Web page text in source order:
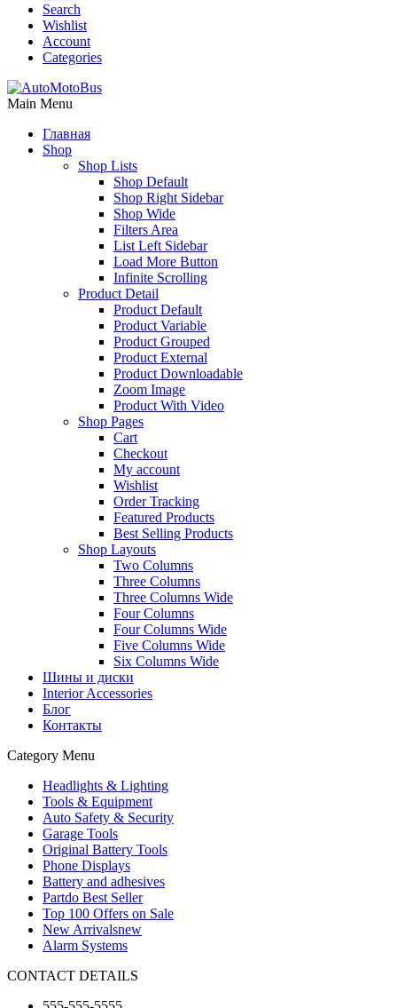
Search
Wishlist
Account
Categories
Main Menu
Главная
Shop
Shop Lists
Shop Default
Shop Right Sidebar
Shop Wide
Filters Area
List Left Sidebar
Load More Button
Infinite Scrolling
Product Detail
Product Default
Product Variable
Product Grouped
Product External
Product Downloadable
Zoom Image
Product With Video
Shop Pages
Cart
Checkout
My account
Wishlist
Order Tracking
Featured Products
Best Selling Products
Shop Layouts
Two Columns
Three Columns
Three Columns Wide
Four Columns
Four Columns Wide
Five Columns Wide
Six Columns Wide
Шины и диски
Interior Accessories
Блог
Контакты
Category Menu
Headlights & Lighting
Tools & Equipment
Auto Safety & Security
Garage Tools
Original Battery Tools
Phone Displays
Battery and adhesives
Partdo Best Seller
Top 100 Offers on Sale
New Arrivalsnew
Alarm Systems
CONTACT DETAILS